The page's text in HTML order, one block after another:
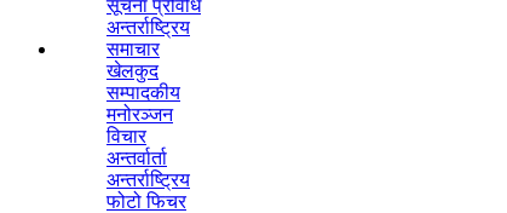
सूचना प्रविधि
अन्तर्राष्ट्रिय
समाचार
खेलकुद
सम्पादकीय
मनोरञ्जन
विचार
अन्तर्वार्ता
अन्तर्राष्ट्रिय
फोटो फिचर